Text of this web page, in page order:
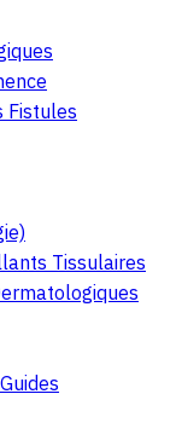
Fistules
Tissulaires